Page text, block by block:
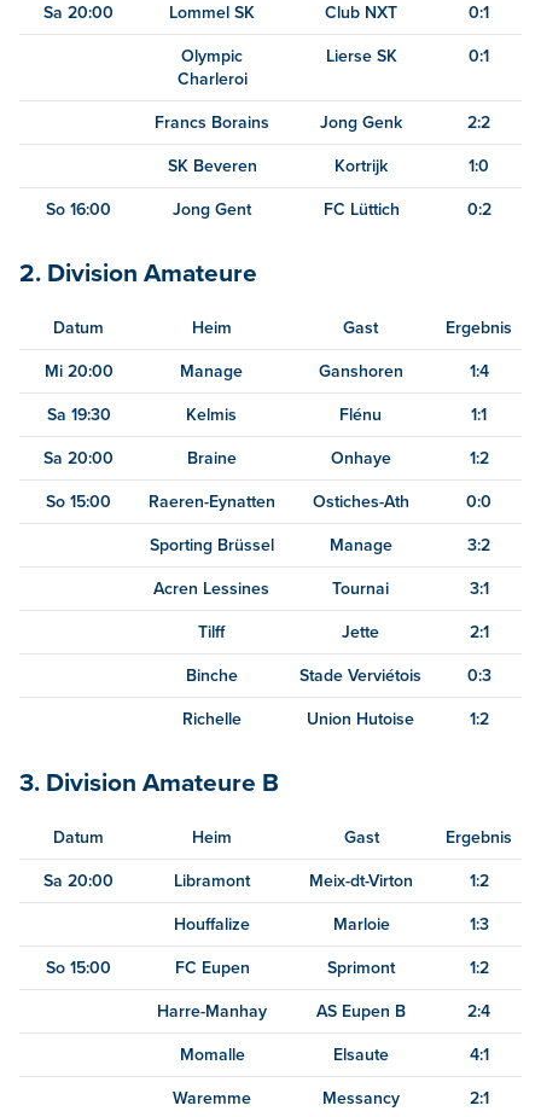
Sa 20:00 Lommel SK Club NXT 0:1
Olympic
Charleroi
Lierse SK 0:1
Francs Borains Jong Genk 2:2
SK Beveren Kortrijk 1:0
So 16:00 Jong Gent FC Lüttich 0:2
2. Division Amateure
Datum Heim Gast Ergebnis
Mi 20:00 Manage Ganshoren 1:4
Sa 19:30 Kelmis Flénu 1:1
Sa 20:00 Braine Onhaye 1:2
So 15:00 Raeren-Eynatten Ostiches-Ath 0:0
Sporting Brüssel Manage 3:2
Acren Lessines Tournai 3:1
Tilff Jette 2:1
Binche Stade Verviétois 0:3
Richelle Union Hutoise 1:2
3. Division Amateure B
Datum Heim Gast Ergebnis
Sa 20:00 Libramont Meix-dt-Virton 1:2
Houffalize Marloie 1:3
So 15:00 FC Eupen Sprimont 1:2
Harre-Manhay AS Eupen B 2:4
Momalle Elsaute 4:1
Waremme Messancy 2:1